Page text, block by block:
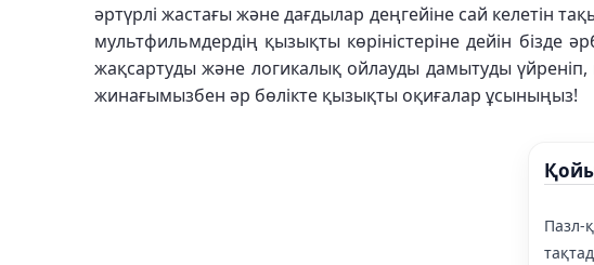
әртүрлі жастағы және дағдылар деңгейіне сай келетін
мультфильмдердің қызықты көріністеріне дейін бізде
жақсартуды және логикалық ойлауды дамытуды үйреніп,
жинағымызбен әр бөлікте қызықты оқиғалар ұсыныңыз!
Пазл-